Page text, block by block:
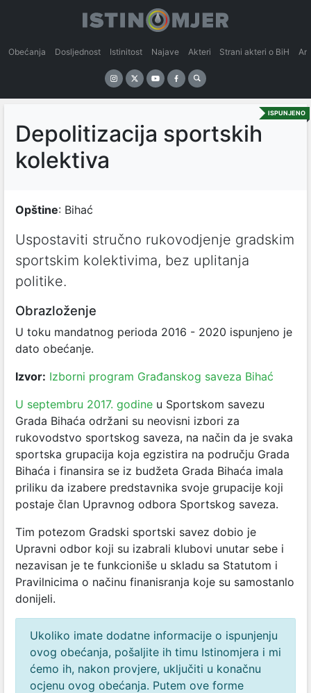
Obećanja Dosljednost Istinitost Najave Akteri Strani akteri o BiH
ISPUNJENO
Depolitizacija sportskih
kolektiva
Opštine: Bihać
Uspostaviti stručno rukovodjenje gradskim
sportskim kolektivima, bez uplitanja
politike.
Obrazloženje
U toku mandatnog perioda 2016 - 2020 ispunjeno je
dato obećanje.
Izvor: Izborni program Građanskog saveza Bihać
U septembru 2017. godine u Sportskom savezu
Grada Bihaća održani su neovisni izbori za
rukovodstvo sportskog saveza, na način da je svaka
sportska grupacija koja egzistira na području Grada
Bihaća i finansira se iz budžeta Grada Bihaća imala
priliku da izabere predstavnika svoje grupacije koji
postaje član Upravnog odbora Sportskog saveza.
Tim potezom Gradski sportski savez dobio je
Upravni odbor koji su izabrali klubovi unutar sebe i
nezavisan je te funkcioniše u skladu sa Statutom i
Pravilnicima o načinu finanisranja koje su samostanlo
donijeli.
Ukoliko imate dodatne informacije o ispunjenju
ovog obećanja, pošaljite ih timu Istinomjera i mi
ćemo ih, nakon provjere, uključiti u konačnu
ocjenu ovog obećanja. Putem ove forme